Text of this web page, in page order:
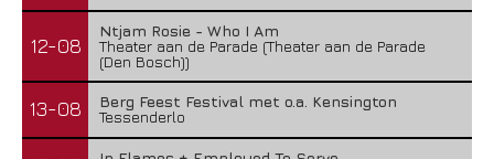
12-08
Ntjam Rosie - Who I Am
Theater aan de Parade (Theater aan de Parade
(Den Bosch))
13-08
Berg Feest Festival met o.a. Kensington
Tessenderlo